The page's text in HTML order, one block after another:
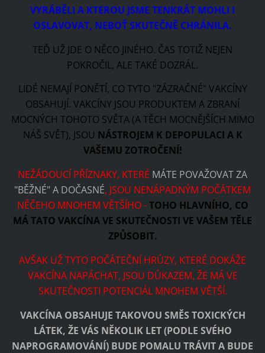
VYRÁBĚLI A KTEROU JSME TENKRÁT MOHLI I
OSLAVOVAT, NEBOŤ SKUTEČNĚ CHRÁNILA.
TEĎ UŽ JDE O NĚCO JINÉHO. ČAS TOTIŽ NEJEN
POKROČIL, ALE TAKÉ DOZRÁL.
LIDÉ NEMAJÍ PONĚTÍ, CO TYTO "ZÁZRAČNÉ" VAKCÍNY
OBSAHUJÍ. VAKCÍNY JSOU PRODUKTEM A ZBRANÍ
MOCNÝCH TOHOTO SVĚTA (A TĚCH MOCNĚJŠÍCH MIMO
NÁŠ SVĚT), JSOU NÁSTROJEM K DEPOPULACI A K
VAŠEMU ZOTROČENÍ!
NEŽÁDOUCÍ PŘÍZNAKY, KTERÉ MÁTE POVAŽOVAT ZA
"BĚŽNÉ" A DOČASNÉ, JSOU NENÁPADNÝM POČÁTKEM
NĚČEHO MNOHEM VĚTŠÍHO -TOHO HLAVNÍHO, CO
MÁ TATO VAKCÍNA VE SKUTEČNOSTI VE VAŠEM TĚLE
ZPŮSOBIT.
AVŠAK UŽ TYTO POČÁTEČNÍ HRŮZY, KTERÉ DOKÁŽE
VAKCÍNA NAPÁCHAT, JSOU DŮKAZEM, ŽE MÁ VE
SKUTEČNOSTI POTENCIÁL MNOHEM VĚTŠÍ.
VAKCÍNA OBSAHUJE TAKOVOU SMĚS TOXICKÝCH
LÁTEK, ŽE VÁS NĚKOLIK LET (PODLE SVÉHO
NAPROGRAMOVÁNÍ) BUDE POMALU TRÁVIT A BUDE